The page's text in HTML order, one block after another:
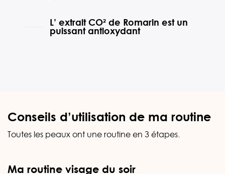
L’ extrait CO² de Romarin est un
puissant antioxydant
Conseils d’utilisation de ma routine
Toutes les peaux ont une routine en 3 étapes.
Ma routine visage du soir